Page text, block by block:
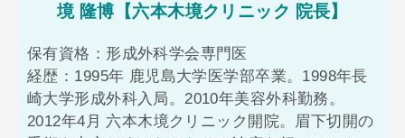
境 隆博【六本木境クリニック 院長】
保有資格：形成外科学会専門医
経歴：1995年 鹿児島大学医学部卒業。1998年長
崎大学形成外科入局。2010年美容外科勤務。
2012年4月 六本木境クリニック開院。眉下切開の